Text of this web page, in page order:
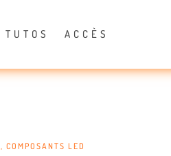
TUTOS ACCÈS
, COMPOSANTS LED